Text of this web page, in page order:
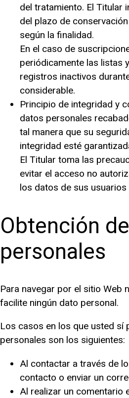
del tratamiento. El Titular
del plazo de
según la finalidad.
En el caso de
periódicamente las listas
registros inactivos
considerable.
Principio de integridad y
datos personales
tal manera que su
integridad esté
El Titular toma las
evitar el acceso no
los datos de sus
Obtención
personales
Para navegar por el sitio Web
facilite ningún dato personal.
Los casos en los que usted sí
personales son los siguientes:
Al contactar a través de
contacto o enviar un
Al realizar un comentario